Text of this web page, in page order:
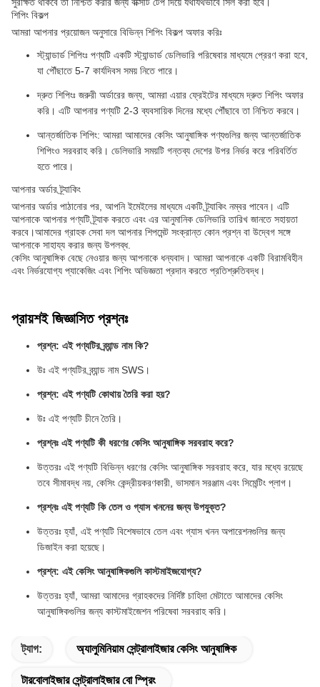
শিপিং বিকল্প
আমরা আপনার প্রয়োজন অনুসারে বিভিন্ন শিপিং বিকল্প অফার করিঃ
স্ট্যান্ডার্ড শিপিংঃ পণ্যটি একটি স্ট্যান্ডার্ড ডেলিভারি পরিষেবার মাধ্যমে প্রেরণ করা হবে,
যা পৌঁছাতে 5-7 কার্যদিবস সময় নিতে পারে।
দ্রুত শিপিংঃ জরুরী অর্ডারের জন্য, আমরা এয়ার ফ্রেইটের মাধ্যমে দ্রুত শিপিং অফার
করি। এটি আপনার পণ্যটি 2-3 ব্যবসায়িক দিনের মধ্যে পৌঁছাবে তা নিশ্চিত করবে।
আন্তর্জাতিক শিপিং: আমরা আমাদের কেসিং আনুষাঙ্গিক পণ্যগুলির জন্য আন্তর্জাতিক
শিপিংও সরবরাহ করি। ডেলিভারি সময়টি গন্তব্য দেশের উপর নির্ভর করে পরিবর্তিত
হতে পারে।
আপনার অর্ডার ট্র্যাকিং
আপনার অর্ডার পাঠানোর পর, আপনি ইমেইলের মাধ্যমে একটি ট্র্যাকিং নম্বর পাবেন। এটি
আপনাকে আপনার পণ্যটি ট্র্যাক করতে এবং এর আনুমানিক ডেলিভারি তারিখ জানতে সহায়তা
করবে।আমাদের গ্রাহক সেবা দল আপনার শিপমেন্ট সংক্রান্ত কোন প্রশ্ন বা উদ্বেগ সঙ্গে
আপনাকে সাহায্য করার জন্য উপলব্ধ.
কেসিং আনুষাঙ্গিক বেছে নেওয়ার জন্য আপনাকে ধন্যবাদ। আমরা আপনাকে একটি বিরামবিহীন
এবং নির্ভরযোগ্য প্যাকেজিং এবং শিপিং অভিজ্ঞতা প্রদান করতে প্রতিশ্রুতিবদ্ধ।
প্রায়শই জিজ্ঞাসিত প্রশ্নঃ
প্রশ্ন: এই পণ্যটির ব্র্যান্ড নাম কি?
উঃ এই পণ্যটির ব্র্যান্ড নাম SWS।
প্রশ্ন: এই পণ্যটি কোথায় তৈরি করা হয়?
উঃ এই পণ্যটি চীনে তৈরি।
প্রশ্নঃ এই পণ্যটি কী ধরণের কেসিং আনুষাঙ্গিক সরবরাহ করে?
উত্তরঃ এই পণ্যটি বিভিন্ন ধরণের কেসিং আনুষাঙ্গিক সরবরাহ করে, যার মধ্যে রয়েছে
তবে সীমাবদ্ধ নয়, কেসিং কেন্দ্রীয়করণকারী, ভাসমান সরঞ্জাম এবং সিমেন্টিং প্লাগ।
প্রশ্নঃ এই পণ্যটি কি তেল ও গ্যাস খননের জন্য উপযুক্ত?
উত্তরঃ হ্যাঁ, এই পণ্যটি বিশেষভাবে তেল এবং গ্যাস খনন অপারেশনগুলির জন্য
ডিজাইন করা হয়েছে।
প্রশ্ন: এই কেসিং আনুষাঙ্গিকগুলি কাস্টমাইজযোগ্য?
উত্তরঃ হ্যাঁ, আমরা আমাদের গ্রাহকদের নির্দিষ্ট চাহিদা মেটাতে আমাদের কেসিং
আনুষাঙ্গিকগুলির জন্য কাস্টমাইজেশন পরিষেবা সরবরাহ করি।
ট্যাগ: অ্যালুমিনিয়াম সেন্ট্রালাইজার কেসিং আনুষাঙ্গিক
টারবোলাইজার সেন্ট্রালাইজার বো স্প্রিং